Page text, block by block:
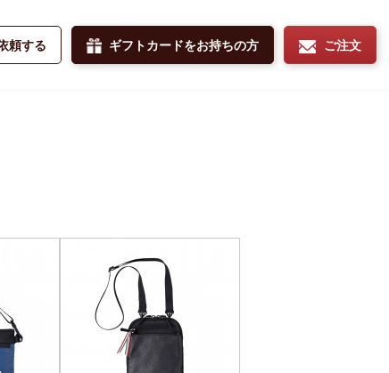
頼する ギフトカードをお持ちの方 ご注文